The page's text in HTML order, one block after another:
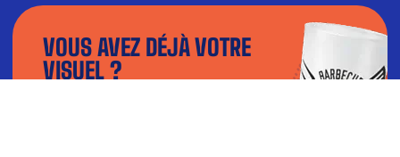
VOUS AVEZ DÉJÀ VOTRE
VISUEL ?